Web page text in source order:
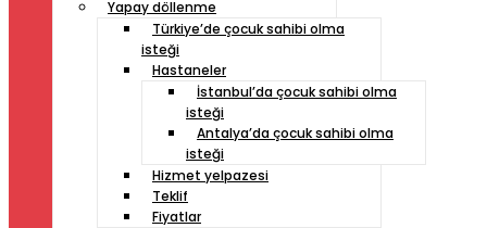
Yapay döllenme
Türkiye’de çocuk sahibi olma
isteği
Hastaneler
İstanbul’da çocuk sahibi olma
isteği
Antalya’da çocuk sahibi olma
isteği
Hizmet yelpazesi
Teklif
Fiyatlar